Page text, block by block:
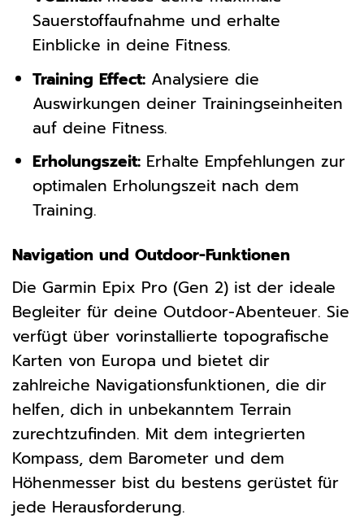
Sauerstoffaufnahme und erhalte
Einblicke in deine Fitness.
Training Effect:Analysiere die
Auswirkungen deiner Trainingseinheiten
auf deine Fitness.
Erholungszeit:Erhalte Empfehlungen zur
optimalen Erholungszeit nach dem
Training.
Navigation und Outdoor-Funktionen
Die Garmin Epix Pro (Gen 2) ist der ideale
Begleiter für deine Outdoor-Abenteuer. Sie
verfügt über vorinstallierte topografische
Karten von Europa und bietet dir
zahlreiche Navigationsfunktionen, die dir
helfen, dich in unbekanntem Terrain
zurechtzufinden. Mit dem integrierten
Kompass, dem Barometer und dem
Höhenmesser bist du bestens gerüstet für
jede Herausforderung.